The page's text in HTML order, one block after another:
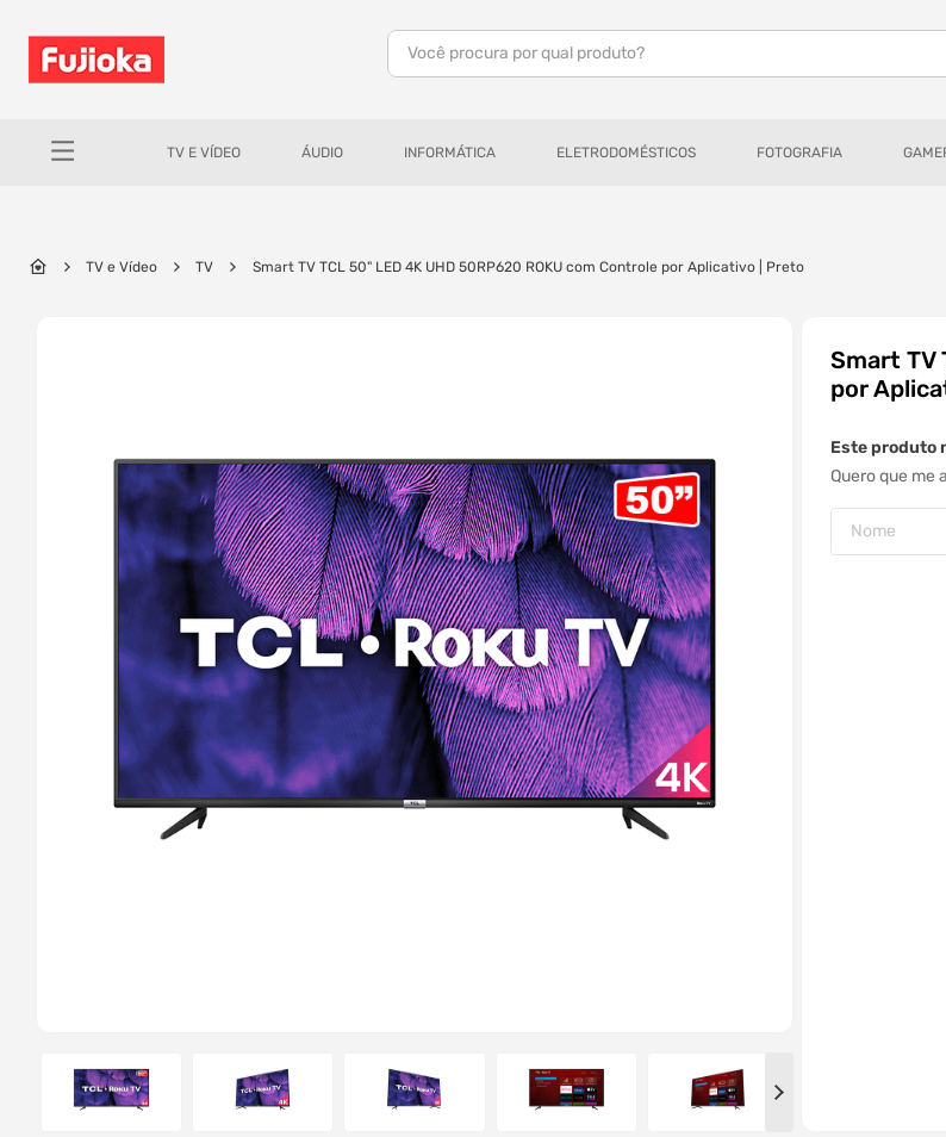
Você procura por qual produto?
TV E VÍDEO ÁUDIO INFORMÁTICA ELETRODOMÉSTICOS FOTOGRAFIA
TV e Vídeo TV Smart TV TCL 50" LED 4K UHD 50RP620 ROKU com Controle por Aplicativo | Preto
Smart TV
por
Este produto
Quero que me
4º
gamer
9º
monitor
10º caixa som